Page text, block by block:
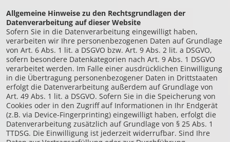
Allgemeine Hinweise zu den Rechtsgrundlagen der
Datenverarbeitung auf dieser Website
Sofern Sie in die Datenverarbeitung eingewilligt haben,
verarbeiten wir Ihre personenbezogenen Daten auf Grundlage
von Art. 6 Abs. 1 lit. a DSGVO bzw. Art. 9 Abs. 2 lit. a DSGVO,
sofern besondere Datenkategorien nach Art. 9 Abs. 1 DSGVO
verarbeitet werden. Im Falle einer ausdrücklichen Einwilligung
in die Übertragung personenbezogener Daten in Drittstaaten
erfolgt die Datenverarbeitung außerdem auf Grundlage von
Art. 49 Abs. 1 lit. a DSGVO. Sofern Sie in die Speicherung von
Cookies oder in den Zugriff auf Informationen in Ihr Endgerät
(z.B. via Device-Fingerprinting) eingewilligt haben, erfolgt die
Datenverarbeitung zusätzlich auf Grundlage von § 25 Abs. 1
TTDSG. Die Einwilligung ist jederzeit widerrufbar. Sind Ihre